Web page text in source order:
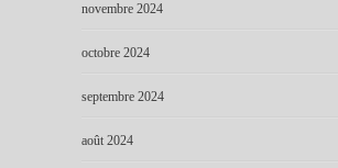
novembre 2024
octobre 2024
septembre 2024
août 2024